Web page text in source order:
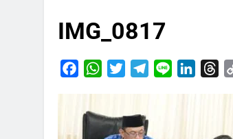
IMG_0817
FacebookWhatsApp
TwitterTelegram
Line